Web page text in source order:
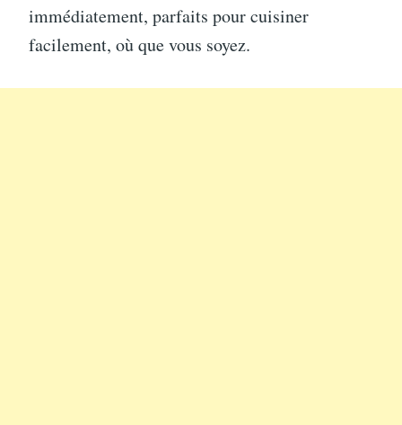
immédiatement, parfaits pour cuisiner
facilement, où que vous soyez.